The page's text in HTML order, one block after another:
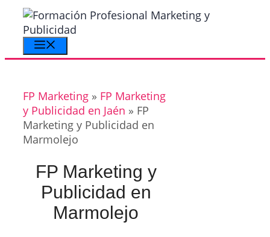
Saltar
contenido
FP Marketing » FP Marketing
y Publicidad en Jaén » FP
Marketing y Publicidad en
Marmolejo
FP Marketing y
Publicidad en
Marmolejo